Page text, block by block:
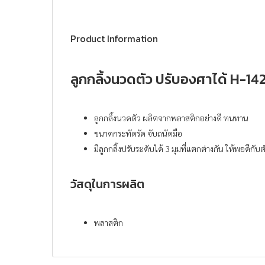
Product Information
ลูกกลิ้งนวดตัว ปรับองศาได้ H-
ลูกกลิ้งนวดตัว ผลิตจากพลาสติกอย่างดี ทนทาน
ขนาดกระทัดรัด จับถนัดมือ
มีลูกกลิ้งปรับระดับได้ 3 มุมที่แตกต่างกัน ให้พอดีกับ
วัสดุในการผลิต
พลาสติก